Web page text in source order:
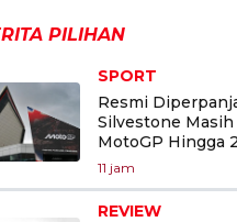
PILIHAN
SPORT
Resmi
Silvestone
MotoGP Hingga
11 jam
REVIEW